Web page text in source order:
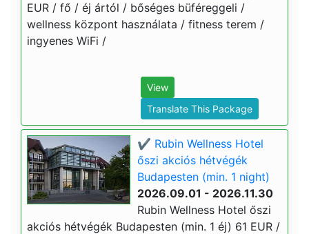
EUR / fő / éj ártól / bőséges büféreggeli /
wellness központ használata / fitness terem /
ingyenes WiFi /
View
Translate This Package
✔️ Rubin Wellness Hotel
őszi akciós hétvégék
Budapesten (min. 1 night)
2026.09.01 - 2026.11.30
Rubin Wellness Hotel őszi
akciós hétvégék Budapesten (min. 1 éj) 61 EUR /